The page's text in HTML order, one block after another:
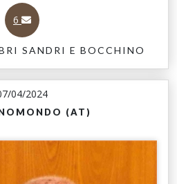
6
SANDRI E BOCCHINO
04/2024
(AT)